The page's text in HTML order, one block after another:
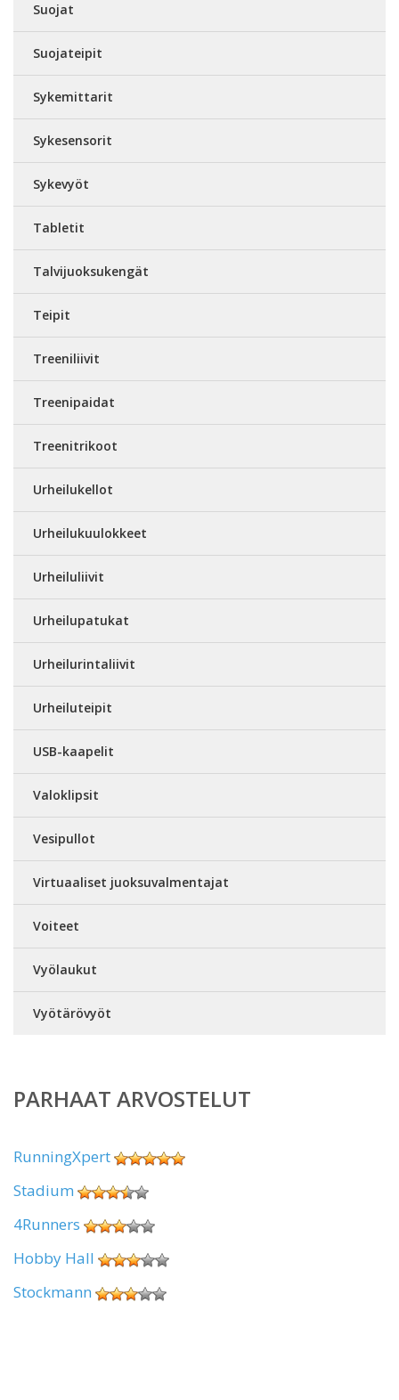
Suojat
Suojateipit
Sykemittarit
Sykesensorit
Sykevyöt
Tabletit
Talvijuoksukengät
Teipit
Treeniliivit
Treenipaidat
Treenitrikoot
Urheilukellot
Urheilukuulokkeet
Urheiluliivit
Urheilupatukat
Urheilurintaliivit
Urheiluteipit
USB-kaapelit
Valoklipsit
Vesipullot
Virtuaaliset juoksuvalmentajat
Voiteet
Vyölaukut
Vyötärövyöt
PARHAAT ARVOSTELUT
RunningXpert
Stadium
4Runners
Hobby Hall
Stockmann